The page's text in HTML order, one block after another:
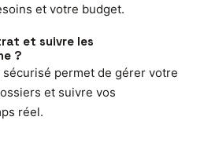
et votre budget.
et suivre les
?
sécurisé permet de gérer votre
et suivre vos
réel.